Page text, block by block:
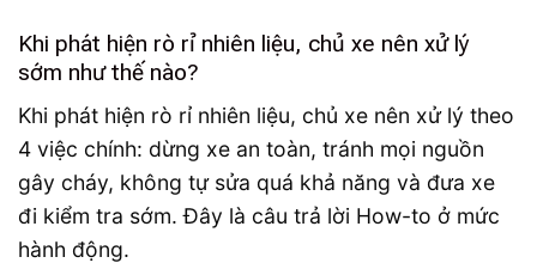
Khi phát hiện rò rỉ nhiên liệu, chủ xe nên xử lý
sớm như thế nào?
Khi phát hiện rò rỉ nhiên liệu, chủ xe nên xử lý theo
4 việc chính: dừng xe an toàn, tránh mọi nguồn
gây cháy, không tự sửa quá khả năng và đưa xe
đi kiểm tra sớm. Đây là câu trả lời How-to ở mức
hành động.